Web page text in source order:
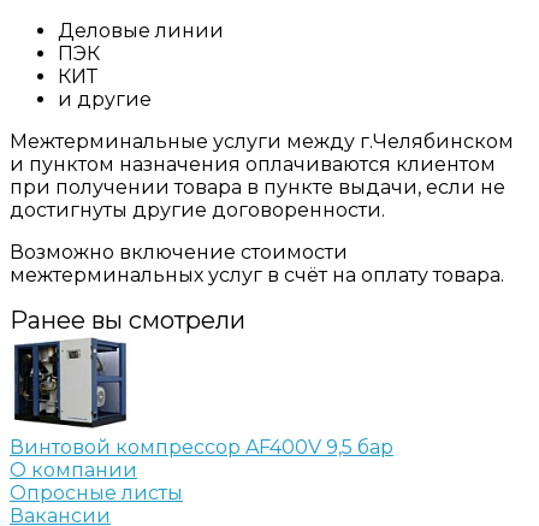
Деловые линии
ПЭК
КИТ
и другие
Межтерминальные услуги между г.Челябинском
и пунктом назначения оплачиваются клиентом
при получении товара в пункте выдачи, если не
достигнуты другие договоренности.
Возможно включение стоимости
межтерминальных услуг в счёт на оплату товара.
Ранее вы смотрели
Винтовой компрессор AF400V 9,5 бар
О компании
Опросные листы
Вакансии